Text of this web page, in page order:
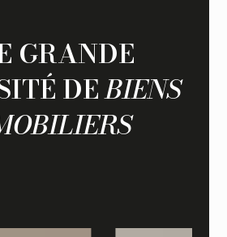
GRANDE
DEBIENS